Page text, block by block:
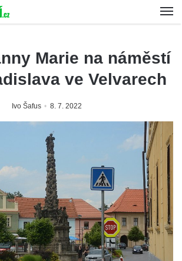
Marie na náměstí
ve Velvarech
Ivo Šafus 8. 7. 2022